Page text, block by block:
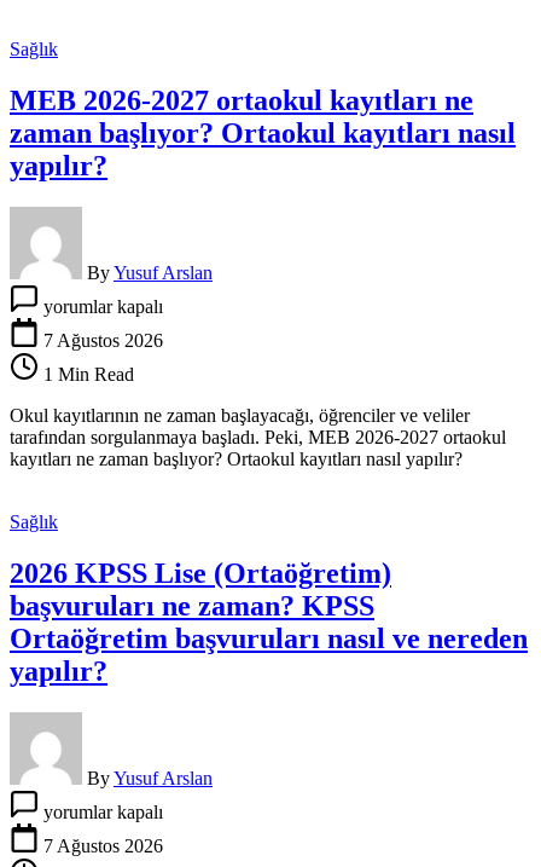
Sağlık
MEB 2026-2027 ortaokul kayıtları ne
zaman başlıyor? Ortaokul kayıtları nasıl
yapılır?
ByYusuf Arslan
2026-
2027
kayıtları
zaman
başlıyor?
Ortaokul
nasıl
yapılır?
yorumlar kapalı
7 Ağustos 2026
1 Min Read
Okul kayıtlarının ne zaman başlayacağı, öğrenciler ve veliler
tarafından sorgulanmaya başladı. Peki, MEB 2026-2027 ortaokul
kayıtları ne zaman başlıyor? Ortaokul kayıtları nasıl yapılır?
Sağlık
2026 KPSS Lise (Ortaöğretim)
başvuruları ne zaman? KPSS
Ortaöğretim başvuruları nasıl ve nereden
yapılır?
ByYusuf Arslan
KPSS
Lise
yorumlar kapalı
7 Ağustos 2026